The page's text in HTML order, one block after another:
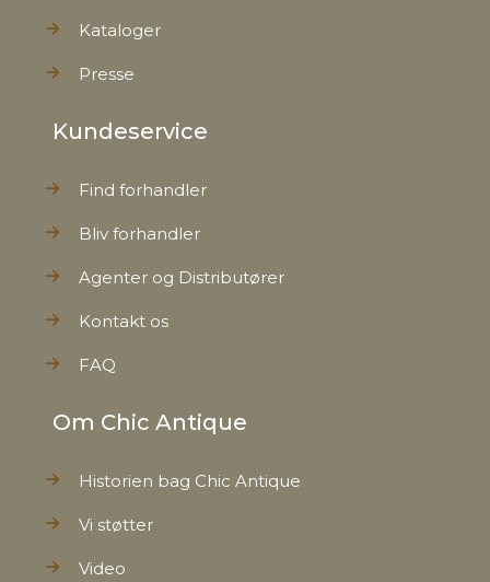
Kataloger
Presse
Kundeservice
Find forhandler
Bliv forhandler
Agenter og Distributører
Kontakt os
FAQ
Om Chic Antique
Historien bag Chic Antique
Vi støtter
Video